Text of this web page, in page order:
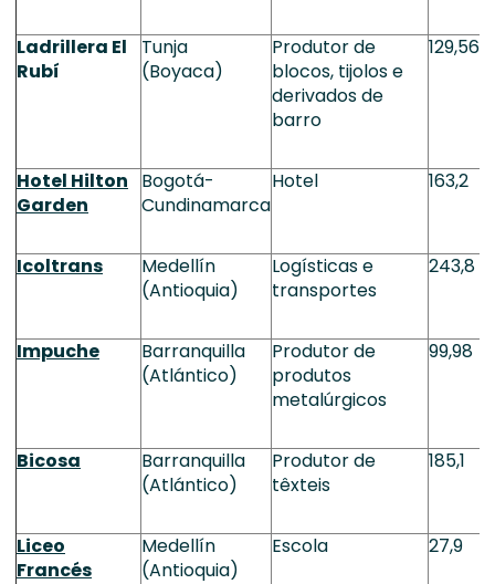
Ladrillera El
Rubí
Tunja
(Boyaca)
Produtor de
blocos, tijolos e
derivados de
barro
129,56
Hotel Hilton
Garden
Bogotá-
Cundinamarca
Hotel 163,2
Icoltrans
Medellín
(Antioquia)
Logísticas e
transportes
243,8
Impuche
Barranquilla
(Atlántico)
Produtor de
produtos
metalúrgicos
99,98
Bicosa
Barranquilla
(Atlántico)
Produtor de
têxteis
185,1
Liceo
Francés
Medellín
(Antioquia)
Escola 27,9